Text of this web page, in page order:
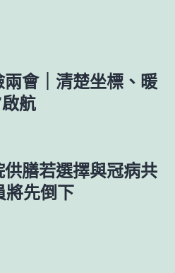
會｜清楚坐標、暖
航
膳若選擇與冠病共
將先倒下